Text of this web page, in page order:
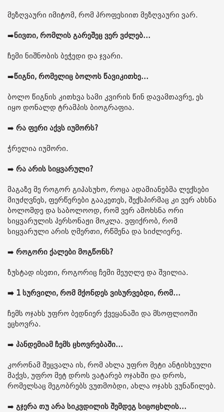
მეზღვაური იმიტომ, რომ პროფესიით მეზღვაური ვარ.
➡️ნივთი, რომლის გარეშეც ვერ ვძლებ...
ჩემი ნიშნობის ბეჭედი და ჯვარი.
➡️წიგნი, რომელიც ბოლოს წავიკითხე...
ბოლო წიგნის კითხვა სამი კვირის წინ დავამთავრე, ეს
იყო დონალდ ტრამპის ბიოგრაფია.
➡️ რა ფერი აქვს იუმორს?
ჭრელია იუმორი.
➡️ რა არის სიყვარული?
მაგაზე მე როგორ გიპასუხო, როცა ადამიანებმა ლექსები
მიუძღვნეს, ფერწერები გააკეთეს, შექსპირმაც კი ვერ ახსნა
ბოლომდე და საბოლოოდ, რომ ვერ ამოხსნა ორი
სიყვარულის პერსონაჟი მოკლა. ვფიქრობ, რომ
სიყვარული არის ღმერთი, რწმენა და სიძლიერე.
➡️ როგორი ქალები მოგწონს?
ზუსტად ისეთი, როგორიც ჩემი მეუღლე და შვილია.
➡️ 1 სურვილი, რომ მქონდეს ვისურვებდი, რომ...
ჩემს ოჯახს უფრო ბედნიერ ქვეყანაში და მსოფლიოში
ეცხოვრა.
➡️ პანდემიამ ჩემს ცხოვრებაში...
კორონამ შეცვალა ის, რომ ახლა უფრო მეტი ანტისხეული
მაქვს, უფრო მეტ დროს ვატარებ ოჯახში და დროს,
რომელსაც მეგობრებს ვუთმობდი, ახლა ოჯახს ვუნაწილებ.
➡️ გჯერა თუ არა სიკვდილის შემდეგ სიცოცხლის...